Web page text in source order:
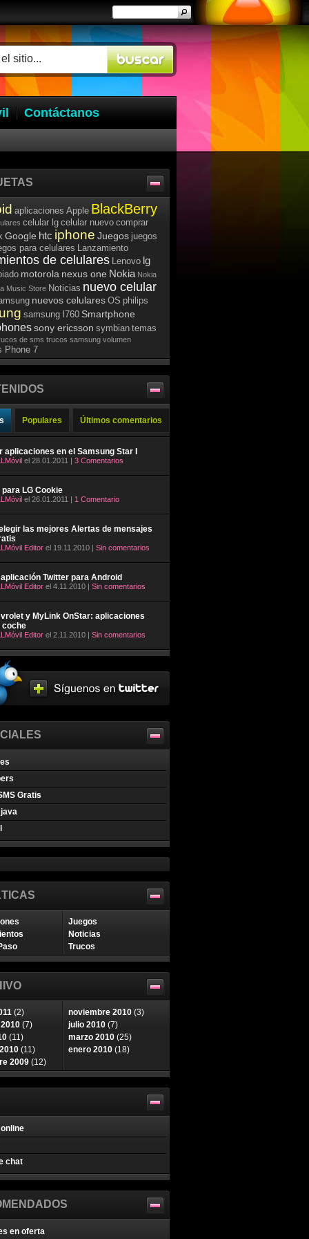
Contáctanos
aplicaciones Apple BlackBerry
celular lg celular nuevo comprar
Google htc iphone Juegos juegos
para celulares Lanzamiento
de celulares Lenovo lg
motorola nexus one Nokia Nokia
Music Store Noticias nuevo celular
nuevos celulares OS philips
samsung l760 Smartphone
sony ericsson symbian temas
de sms trucos samsung volumen
Phone 7
Populares Últimos comentarios
aplicaciones en el Samsung Star I
el 28.01.2011 | 3 Comentarios
para LG Cookie
el 26.01.2011 | 1 Comentario
las mejores Alertas de mensajes
Editor el 19.11.2010 | Sin comentarios
Twitter para Android
Editor el 4.11.2010 | Sin comentarios
y MyLink OnStar: aplicaciones
coche
Editor el 2.11.2010 | Sin comentarios
Gratis
Juegos
Noticias
Trucos
(2) noviembre 2010 (3)
(7) julio 2010 (7)
(11) marzo 2010 (25)
(11) enero 2010 (18)
2009 (12)
chat
en oferta